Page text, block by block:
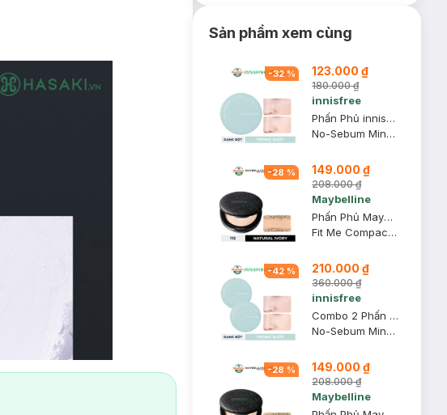
Sản phẩm xem cùng
-32 % 123.000 ₫
180.000 ₫
innisfree
Phấn Phủ innisfree Kiềm Dầu Dạng Bột Khoáng 5g (Mới)
No-Sebum Mineral Powder
-28 % 149.000 ₫
208.000 ₫
Maybelline
Phấn Phủ Maybelline Mịn Nhẹ Kiềm Dầu Chống Nắng 6g #112
Fit Me Compact Powder SPF32 PA+++ #112 Natural Ivory
-42 % 210.000 ₫
360.000 ₫
innisfree
Combo 2 Phấn Phủ innisfree Kiềm Dầu Dạng Bột Khoáng 5g (Mới)
No-Sebum Mineral Powder
-28 % 149.000 ₫
208.000 ₫
Maybelline